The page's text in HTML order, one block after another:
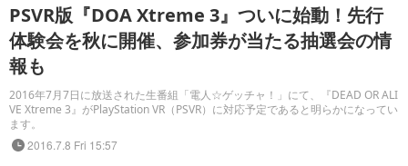
PSVR版『DOA Xtreme 3』ついに始動！先行
体験会を秋に開催、参加券が当たる抽選会の情
報も
2016年7月7日に放送された生番組「電人☆ゲッチャ！」にて、『DEAD OR ALI
VE Xtreme 3』がPlayStation VR（PSVR）に対応予定であると明らかになってい
ます。
2016.7.8 Fri 15:57